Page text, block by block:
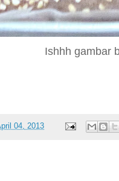
Ishhh gambar
04, 2013